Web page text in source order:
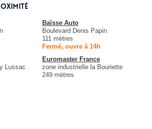
Baïsse Auto
Boulevard Denis Papin
111 mètres
Fermé, ouvre à 14h
Lussac
Euromaster France
zone industrielle la Bouriette
249 mètres